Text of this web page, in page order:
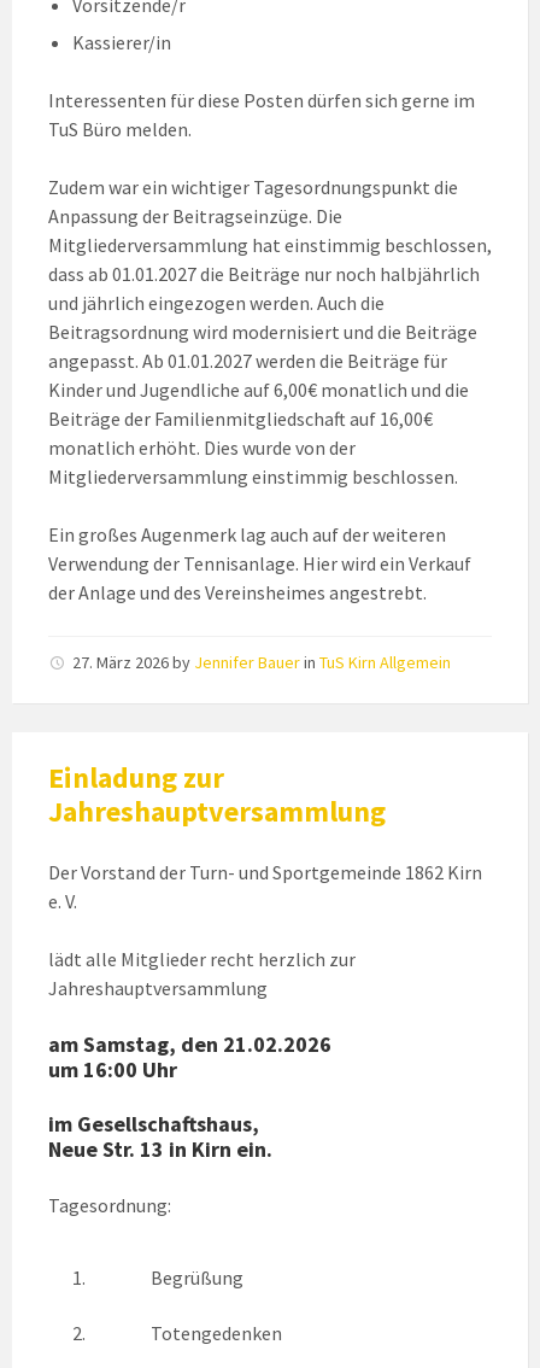
Vorsitzende/r
Kassierer/in
Interessenten für diese Posten dürfen sich gerne im
TuS Büro melden.
Zudem war ein wichtiger Tagesordnungspunkt die
Anpassung der Beitragseinzüge. Die
Mitgliederversammlung hat einstimmig beschlossen,
dass ab 01.01.2027 die Beiträge nur noch halbjährlich
und jährlich eingezogen werden. Auch die
Beitragsordnung wird modernisiert und die Beiträge
angepasst. Ab 01.01.2027 werden die Beiträge für
Kinder und Jugendliche auf 6,00€ monatlich und die
Beiträge der Familienmitgliedschaft auf 16,00€
monatlich erhöht. Dies wurde von der
Mitgliederversammlung einstimmig beschlossen.
Ein großes Augenmerk lag auch auf der weiteren
Verwendung der Tennisanlage. Hier wird ein Verkauf
der Anlage und des Vereinsheimes angestrebt.
27. März 2026by Jennifer Bauerin TuS Kirn Allgemein
Einladung zur
Jahreshauptversammlung
Der Vorstand der Turn- und Sportgemeinde 1862 Kirn
e. V.
lädt alle Mitglieder recht herzlich zur
Jahreshauptversammlung
am Samstag, den 21.02.2026
um 16:00 Uhr
im Gesellschaftshaus,
Neue Str. 13 in Kirn ein.
Tagesordnung:
1. Begrüßung
2. Totengedenken